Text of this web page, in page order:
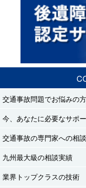
交通事故問題でお悩みの
今、あなたに必要なサポ
交通事故の専門家への相
九州最大級の相談実績
業界トップクラスの技術